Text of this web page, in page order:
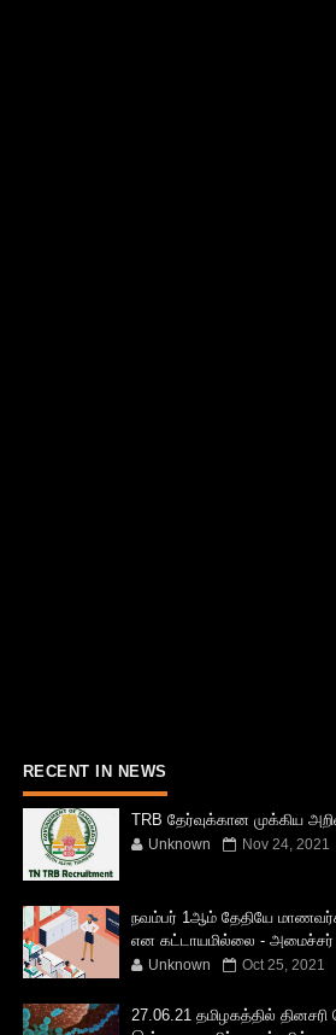
RECENT IN NEWS
TRB தேர்வுக்கான முக்கிய
Unknown Nov 24, 2021
நவம்பர் 1ஆம் தேதியே
என கட்டாயமில்லை - அமைச்சர்
Unknown Oct 25, 2021
27.06.21 தமிழகத்தில்